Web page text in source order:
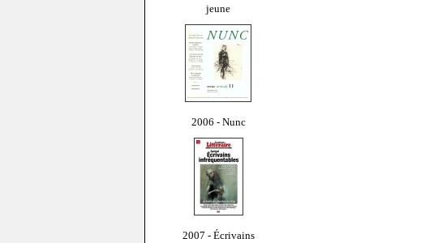
jeune
2006 - Nunc
2007 - Écrivains